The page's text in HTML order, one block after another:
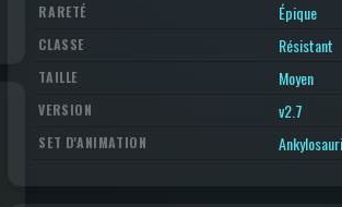
RARETÉ Épique
CLASSE Résistant
TAILLE Moyen
VERSION v2.7
SET D'ANIMATION